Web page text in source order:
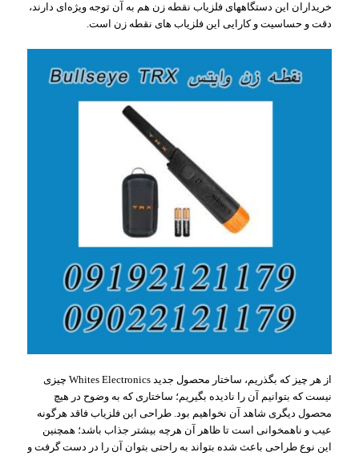
خریداران این دستگاههای فلزیاب نقطه زن هم به آن توجه ویژه‌ای دارند،
دقت و حساسیت و کارایی این فلزیاب های نقطه زن است.
از هر چیز که بگذریم، ساختار محصول جدید Whites Electronics چیزی
نیست که بتوانیم آن را نادیده بگیریم؛ ساختاری که به‌ وضوح در هیچ
محصول دیگری شاهد آن نخواهیم بود. طراحی این فلزیاب فاقد هرگونه
عیب و ناهمخوانی است تا ظاهر آن هرچه بیشتر جذاب باشد؛ همچنین
این نوع طراحی باعث شده بتواند به‌ راحتی بتوان آن را در دست گرفت و